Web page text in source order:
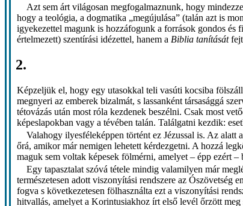
Azt sem árt világosan megfogalmaznunk, hogy
hogy a teológia, a dogmatika „megújulása” (talán azt is
igyekezettel magunk is hozzáfogunk a források gondos
értelmezett) szentírási idézettel, hanem a Biblia tanítását
2.
Képzeljük el, hogy egy utasokkal teli vasúti kocsiba
megnyeri az emberek bizalmát, s lassanként társasággá
tétovázás után most róla kezdenek beszélni. Csak most
képeslapokban vagy a tévében talán. Találgatni kezdik:
Valahogy ilyesféleképpen történt ez Jézussal is. Az
őrá, amikor már nemigen lehetett kérdezgetni. A hozzá
maguk sem voltak képesek fölmérni, amelyet – épp ezért
Egy tapasztalat szóvá tétele mindig valamilyen már
természetesen adott viszonyítási rendszere az
fogva s következetesen fölhasználta ezt a viszonyítási
hitvallás, amelyet a Korintusiakhoz írt első levél őrzött